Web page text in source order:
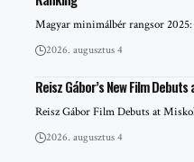
Magyar minimálbér rangsor
2026. augusztus 4
Reisz Gábor’s New Film
Reisz Gábor Film Debuts at
2026. augusztus 4